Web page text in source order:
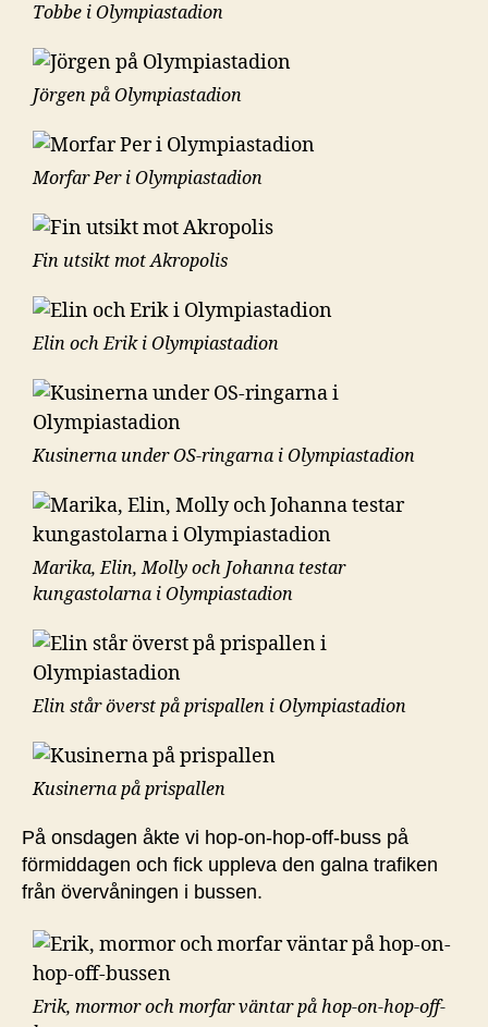
Tobbe i Olympiastadion
Jörgen på Olympiastadion
Morfar Per i Olympiastadion
Fin utsikt mot Akropolis
Elin och Erik i Olympiastadion
Kusinerna under OS-ringarna i Olympiastadion
Marika, Elin, Molly och Johanna testar
kungastolarna i Olympiastadion
Elin står överst på prispallen i Olympiastadion
Kusinerna på prispallen
På onsdagen åkte vi hop-on-hop-off-buss på
förmiddagen och fick uppleva den galna trafiken
från övervåningen i bussen.
Erik, mormor och morfar väntar på hop-on-hop-off-